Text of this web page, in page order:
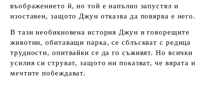
въображението й, но той е напълно запустял и
изоставен, защото Джун отказва да повярва е него.
В тази необикновена история Джун и говорещите
животни, обитаващи парка, се сблъскват с редица
трудности, опитвайки се да го съживят. Но всички
усилия си струват, защото ни показват, че вярата и
мечтите побеждават.